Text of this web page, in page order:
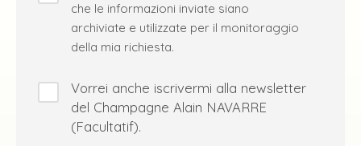
che le informazioni inviate siano
archiviate e utilizzate per il monitoraggio
della mia richiesta.
Vorrei anche iscrivermi alla newsletter
del Champagne Alain NAVARRE
(Facultatif).